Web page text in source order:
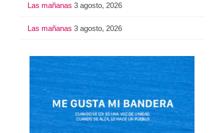
Las mañanas 3 agosto, 2026
Las mañanas 3 agosto, 2026